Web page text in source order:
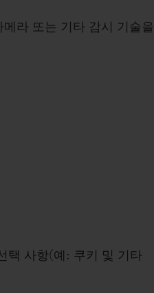
라 또는 기타 감시 기술을
택 사항(예: 쿠키 및 기타